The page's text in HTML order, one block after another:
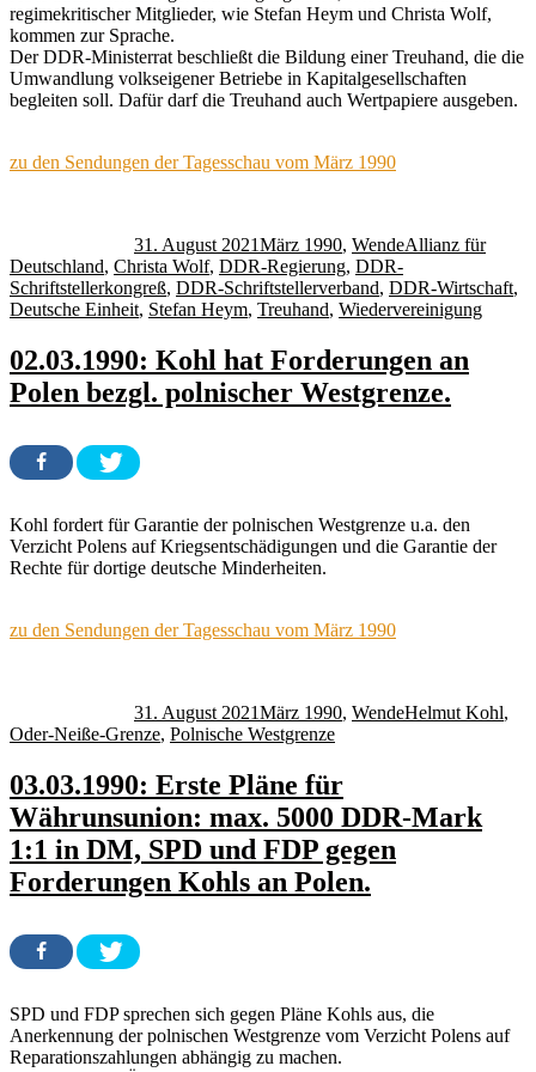
regimekritischer Mitglieder, wie Stefan Heym und Christa Wolf,
kommen zur Sprache.
Der DDR-Ministerrat beschließt die Bildung einer Treuhand, die die
Umwandlung volkseigener Betriebe in Kapitalgesellschaften
begleiten soll. Dafür darf die Treuhand auch Wertpapiere ausgeben.
zu den Sendungen der Tagesschau vom März 1990
31. August 2021März 1990, WendeAllianz für
Deutschland, Christa Wolf, DDR-Regierung, DDR-
Schriftstellerkongreß, DDR-Schriftstellerverband, DDR-Wirtschaft,
Deutsche Einheit, Stefan Heym, Treuhand, Wiedervereinigung
02.03.1990: Kohl hat Forderungen an
Polen bezgl. polnischer Westgrenze.
Kohl fordert für Garantie der polnischen Westgrenze u.a. den
Verzicht Polens auf Kriegsentschädigungen und die Garantie der
Rechte für dortige deutsche Minderheiten.
zu den Sendungen der Tagesschau vom März 1990
31. August 2021März 1990, WendeHelmut Kohl,
Oder-Neiße-Grenze, Polnische Westgrenze
03.03.1990: Erste Pläne für
Währunsunion: max. 5000 DDR-Mark
1:1 in DM, SPD und FDP gegen
Forderungen Kohls an Polen.
SPD und FDP sprechen sich gegen Pläne Kohls aus, die
Anerkennung der polnischen Westgrenze vom Verzicht Polens auf
Reparationszahlungen abhängig zu machen.